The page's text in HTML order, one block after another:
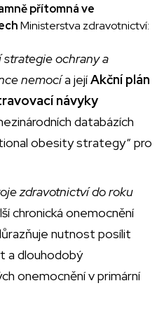
přítomná ve
Ministerstva zdravotnictví:
ochrany a
nemocía jejíAkční plán
návyky
databázích
obesity strategy“ pro
zdravotnictví do roku
chronická onemocnění
nutnost posílit
a dlouhodobý
onemocnění v primární